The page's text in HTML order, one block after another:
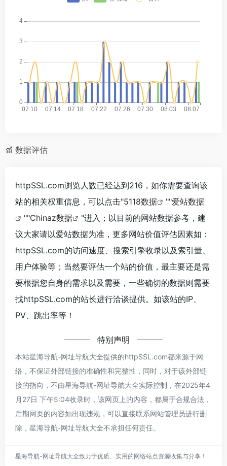
数据评估
httpSSL.com浏览人数已经达到216，如你需要查询该
站的相关权重信息，可以点击"5118数据 ""爱站数据
""Chinaz数据
"进入；以目前的网站数据参考，建
议大家请以爱站数据为准，更多网站价值评估因素如：
httpSSL.com的访问速度、搜索引擎收录以及索引量、
用户体验等；当然要评估一个站的价值，最主要还是需
要根据您自身的需求以及需要，一些确切的数据则需要
找httpSSL.com的站长进行洽谈提供。如该站的IP、
PV、跳出率等！
特别声明
本站星海导航-网址导航大全提供的httpSSL.com都来源于网
络，不保证外部链接的准确性和完整性，同时，对于该外部链
接的指向，不由星海导航-网址导航大全实际控制，在2025年4
月27日 下午5:04收录时，该网页上的内容，都属于合规合法，
后期网页的内容如出现违规，可以直接联系网站管理员进行删
除，星海导航-网址导航大全不承担任何责任。
星海导航-网址导航大全致力于优质、实用的网络站点资源收集与分享！